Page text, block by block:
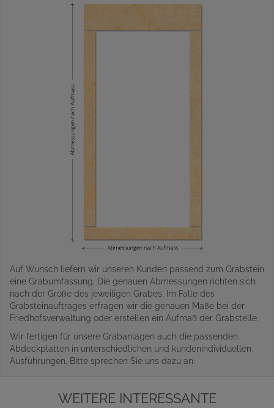
Auf Wunsch liefern wir unseren Kunden passend zum Grabstein
eine Grabumfassung. Die genauen Abmessungen richten sich
nach der Größe des jeweiligen Grabes. Im Falle des
Grabsteinauftrages erfragen wir die genauen Maße bei der
Friedhofsverwaltung oder erstellen ein Aufmaß der Grabstelle.
Wir fertigen für unsere Grabanlagen auch die passenden
Abdeckplatten in unterschiedlichen und kundenindividuellen
Ausführungen. Bitte sprechen Sie uns dazu an.
WEITERE INTERESSANTE